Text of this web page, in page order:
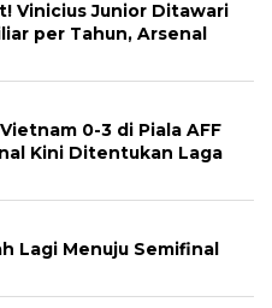
Vinicius Junior Ditawari
per Tahun, Arsenal
0-3 di Piala AFF
Kini Ditentukan Laga
Lagi Menuju Semifinal